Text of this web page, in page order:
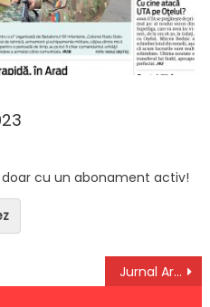
cu un abonament activ!
Jurnal Arădean 30.04.2024